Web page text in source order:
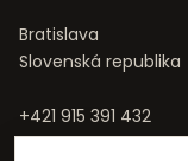
Bratislava
Slovenská republika
+421 915 391 432
info@realitana.sk